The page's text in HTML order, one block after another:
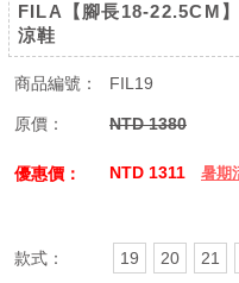
FILA【腳長18-22.5CM
涼鞋
商品編號： FIL19
原價： NTD 1380
優惠價： NTD 1311 暑期
款式： 19 20 21